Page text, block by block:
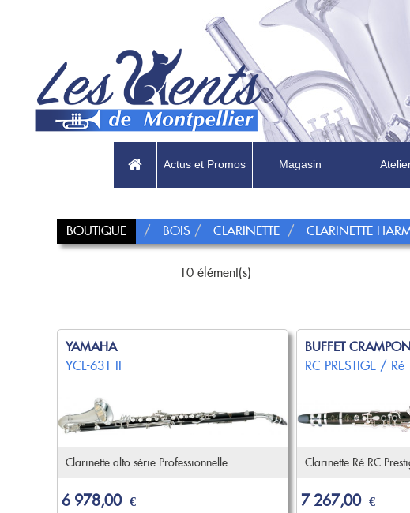
Actus et Promos Magasin
BOUTIQUE BOIS CLARINETTE CLARINETTE
10 élément(s)
YAMAHA
YCL-631 II
Clarinette alto série Professionnelle
6 978,00 €
BUFFET CRAMPON
RC PRESTIGE / Ré
Clarinette Ré RC
7 267,00 €